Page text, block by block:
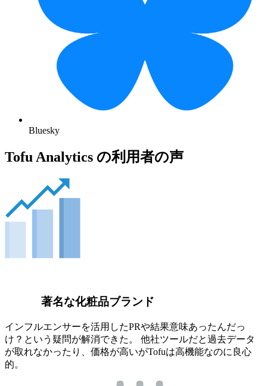
Bluesky
Tofu Analytics の利用者の声
著名な化粧品ブランド
インフルエンサーを活用したPRや結果意味あったんだっ
け？という疑問が解消できた。 他社ツールだと過去データ
が取れなかったり、価格が高いがTofuは高機能なのに良心
的。